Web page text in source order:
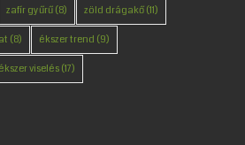
zafír gyűrű(8) zöld drágakő(11)
(8) ékszer trend (9)
ékszer viselés(17)